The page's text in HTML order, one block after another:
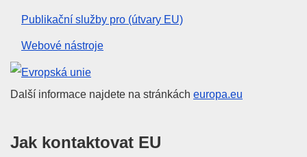
Publikační služby pro (útvary EU)
Webové nástroje
Evropská unie
Další informace najdete na stránkách europa.eu
Jak kontaktovat EU